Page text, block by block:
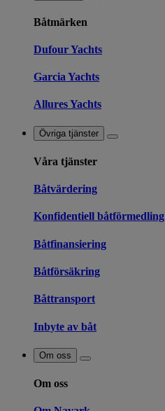
Båtmärken
Dufour Yachts
Garcia Yachts
Allures Yachts
Övriga tjänster
Våra tjänster
Båtvärdering
Konfidentiell båtförmedling
Båtfinansiering
Båtförsäkring
Båttransport
Inbyte av båt
Om oss
Om oss